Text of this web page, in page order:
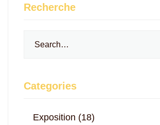
Recherche
Categories
Exposition (18)